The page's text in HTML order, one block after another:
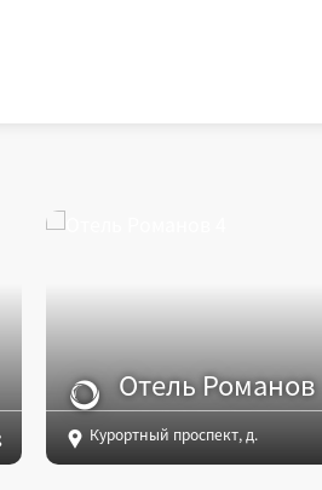
Отель Романов
Курортный проспект, д.94 Б, Сочи